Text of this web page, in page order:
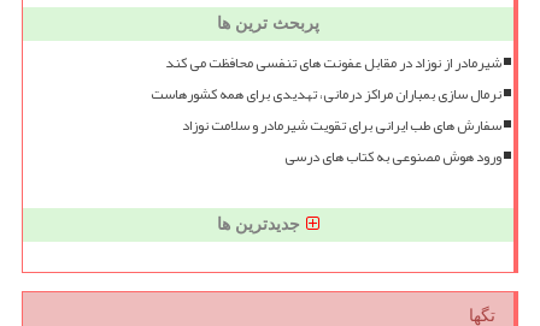
پربحث ترین ها
شیرمادر از نوزاد در مقابل عفونت های تنفسی محافظت می کند
نرمال سازی بمباران مراکز درمانی، تهدیدی برای همه کشورهاست
سفارش های طب ایرانی برای تقویت شیرمادر و سلامت نوزاد
ورود هوش مصنوعی به کتاب های درسی
جدیدترین ها
تگها